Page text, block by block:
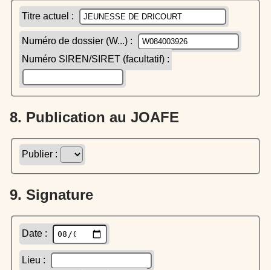
Titre actuel :
Numéro de dossier (W...) :
Numéro SIREN/SIRET (facultatif) :
8. Publication au JOAFE
Publier :
9. Signature
Date :
Lieu :